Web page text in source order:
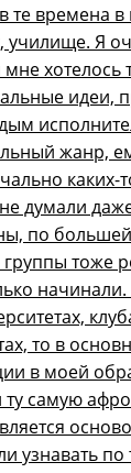
те времена
училище. Я
хотелось
идеи,
жанр,
каких-
думали
по
тоже
то в
в моей
ту самую
узнавать по